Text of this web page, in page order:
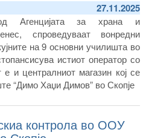
27.11.2025
Агенцијата за храна и
спроведуваат вонредни
на 9 основни училишта во
истиот оператор со
е и централниот магазин кој се
“Димо Хаџи Димов” во Скопје
контрола во ООУ